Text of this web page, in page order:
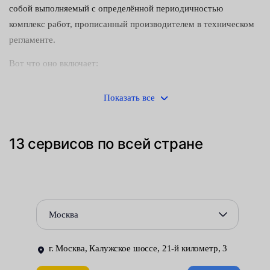
собой выполняемый с определённой периодичностью
комплекс работ, прописанный производителем в техническом
регламенте.
Вот что оно включает:
основных узлов и агрегатов;
замена деталей с ограниченным эксплуатационным
жидкостей и смазочных материалов.
Единого перечня операций по уходу за автомобилем не
особенностей, он разрабатывается отдельно. Все обязательные
Показать все
13 сервисов по всей стране
Москва
г. Москва, Калужское шоссе, 21-й километр, 3